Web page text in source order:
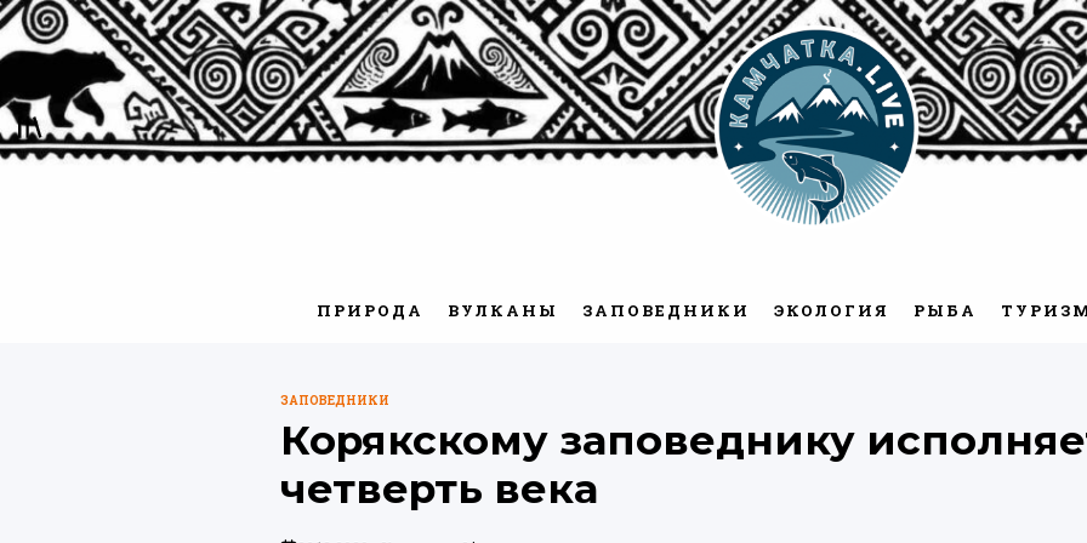
Перейти
содержимому
ПРИРОДА ВУЛКАНЫ ЗАПОВЕДНИКИ ЭКОЛОГИЯ РЫБА
ОПУБЛИКОВАНО
В
ЗАПОВЕДНИКИ
Корякскому заповеднику
четверть века